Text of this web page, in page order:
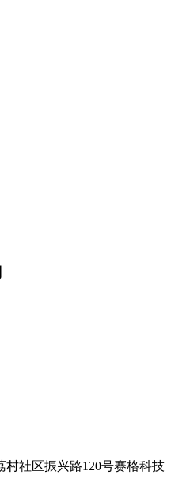
社区振兴路120号赛格科技